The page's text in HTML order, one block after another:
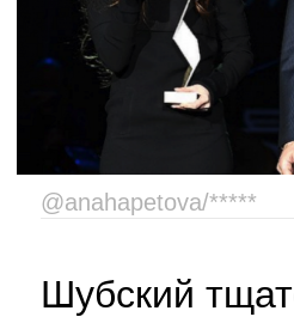
@anahapetova/*****
Шубский